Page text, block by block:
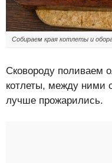
Собираем края котлеты и
Сковороду поливаем
котлеты, между ними
лучше прожарились.